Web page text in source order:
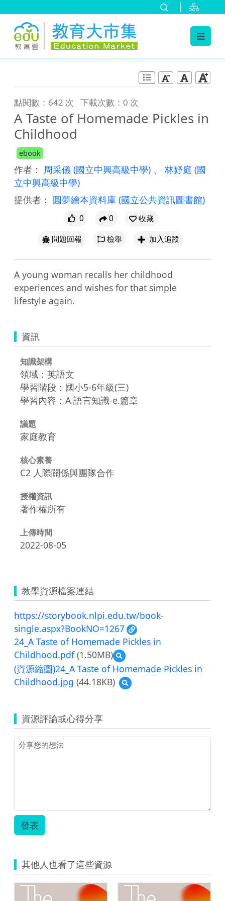
點閱數：642 次 下載次數：0 次
A Taste of Homemade Pickles in
Childhood
ebook
作者： 周采儀 (國立中興高級中學) 、 林妤庭 (國
立中興高級中學)
提供者： 圓夢繪本資料庫 (國立公共資訊圖書館)
0 0
收藏
問題回報
檢舉 加入追蹤
A young woman recalls her childhood
experiences and wishes for that simple
lifestyle again.
資訊
知識架構
領域：英語文
學習階段：國小5-6年級(三)
學習內容：A.語言知識-e.篇章
議題
家庭教育
核心素養
C2 人際關係與團隊合作
授權資訊
著作權所有
上傳時間
2022-08-05
教學資源檔案連結
https://storybook.nlpi.edu.tw/book-
single.aspx?BookNO=1267
24_A Taste of Homemade Pickles in
Childhood.pdf(1.50MB)
預
覽
24_A
Taste
Childhood.pdf
(資源縮圖)24_A Taste of Homemade Pickles in
Childhood.jpg (44.18KB)
預
覽
圖)24_A
Taste
資源評論或心得分享
發表
其他人也看了這些資源